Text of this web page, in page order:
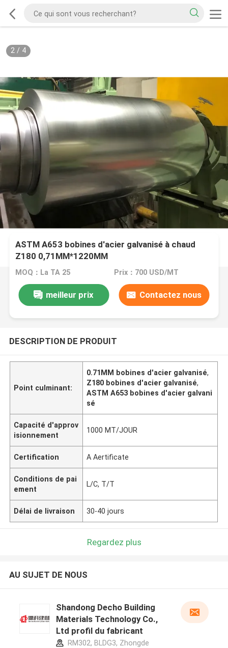
2/ 4
ASTM A653 bobines d'acier galvanisé à chaud
Z180 0,71MM*1220MM
MOQ：La TA 25 Prix：700 USD/MT
meilleur prix Contactez nous
DESCRIPTION DE PRODUIT
Point culminant:
0.71MM bobines d'acier galvanisé,
Z180 bobines d'acier galvanisé,
ASTM A653 bobines d'acier galvani
sé
Capacité d'approv
isionnement
1000 MT/JOUR
Certification A Aertificate
Conditions de pai
ement
L/C, T/T
Délai de livraison 30-40 jours
Regardez plus
AU SUJET DE NOUS
Shandong Decho Building
Materials Technology Co.,
Ltd profil du fabricant
RM302, BLDG3, Zhongde